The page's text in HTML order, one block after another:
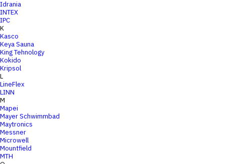
Idrania
INTEX
IPC
K
Kasco
Keya Sauna
King Tehnology
Kokido
Kripsol
L
LineFlex
LINN
M
Mapei
Mayer Schwimmbad
Maytronics
Messner
Microwell
Mountfield
MTH